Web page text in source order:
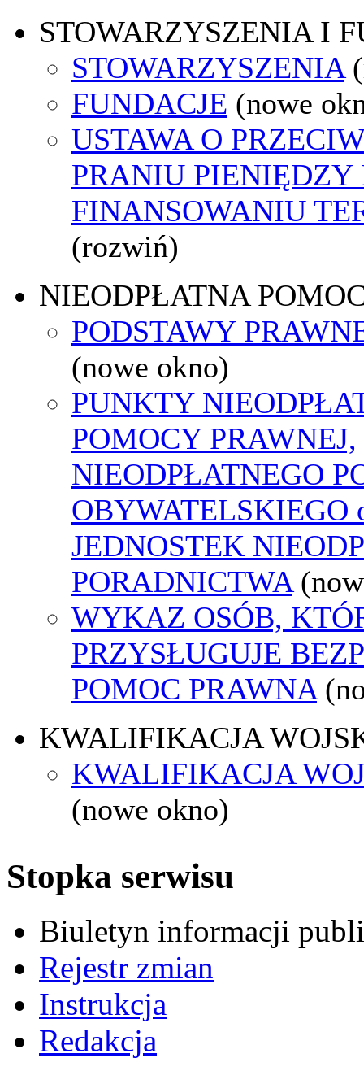
STOWARZYSZENIA I
STOWARZYSZENIA
FUNDACJE (nowe
USTAWA O
PRANIU PIENIĘDZY
FINANSOWANIU
(rozwiń)
NIEODPŁATNA
PODSTAWY
(nowe okno)
PUNKTY
POMOCY PRAWNEJ,
NIEODPŁATNEGO
OBYWATELSKIEGO
JEDNOSTEK
PORADNICTWA
WYKAZ OSÓB,
PRZYSŁUGUJE
POMOC PRAWNA
KWALIFIKACJA
KWALIFIKACJA
(nowe okno)
Stopka serwisu
Biuletyn informacji
Rejestr zmian
Instrukcja
Redakcja